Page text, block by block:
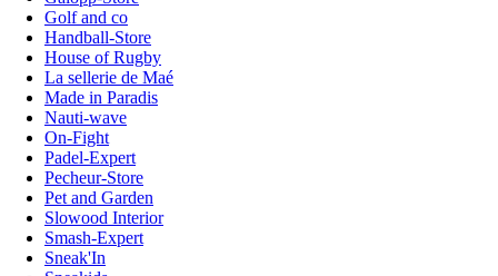
Golf and co
Handball-Store
House of Rugby
La sellerie de Maé
Made in Paradis
Nauti-wave
On-Fight
Padel-Expert
Pecheur-Store
Pet and Garden
Slowood Interior
Smash-Expert
Sneak'In